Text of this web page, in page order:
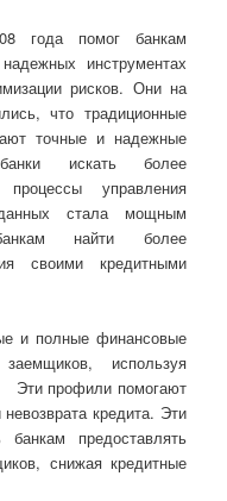
года помог банкам
инструментах
рисков. Они на
что традиционные
точные и надежные
искать более
управления
стала мощным
найти более
своими кредитными
и полные финансовые
используя
Эти профили помогают
кредита. Эти
предоставлять
снижая кредитные